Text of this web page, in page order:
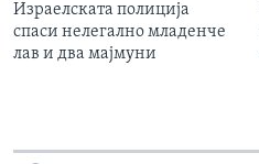
Израелската полиција
спаси нелегално младенче
лав и два мајмуни